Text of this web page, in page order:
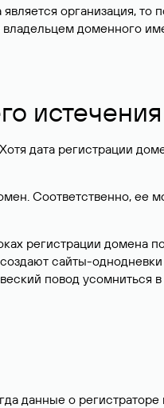
организация, то
владельцем доменного
истечения
дата регистрации
Соответственно, ее
регистрации домена
сайты-
повод усомниться
данные о